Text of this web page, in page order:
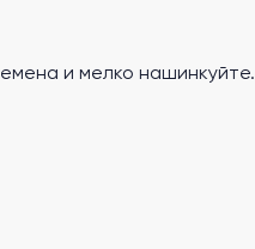
и мелко нашинкуйте.